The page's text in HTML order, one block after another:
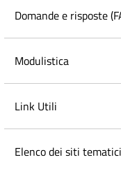
Domande e risposte
Modulistica
Link Utili
Elenco dei siti tematici